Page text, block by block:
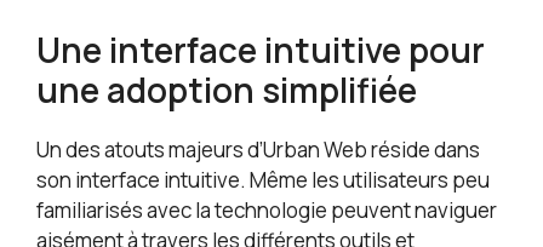
Une interface intuitive pour
une adoption simplifiée
Un des atouts majeurs d’Urban Web réside dans
son interface intuitive. Même les utilisateurs peu
familiarisés avec la technologie peuvent naviguer
aisément à travers les différents outils et